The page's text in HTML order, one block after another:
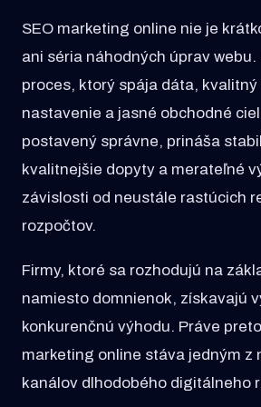
SEO marketing online nie je
ani séria náhodných úprav
proces, ktorý spája dáta,
nastavenie a jasné obchodné
postavený správne, prináša
kvalitnejšie dopyty a merateľné
závislosti od neustále rastúcich
rozpočtov.
Firmy, ktoré sa rozhodujú na
namiesto domnienok, získavajú
konkurenčnú výhodu. Práve
marketing online stáva jedným z
kanálov dlhodobého digitálneho